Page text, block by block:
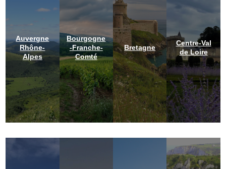
Auvergne
Rhône-
Alpes
Bourgogne
-Franche-
Comté
Bretagne
Centre-Val
de Loire